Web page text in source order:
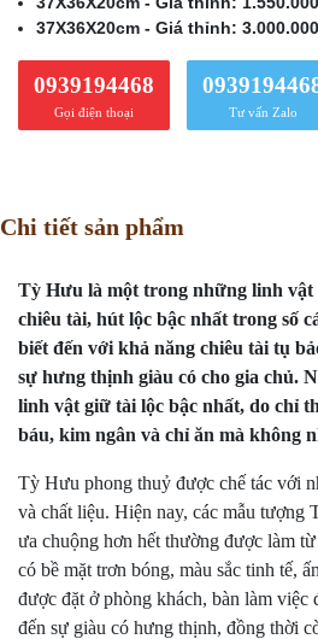
37X36X20cm - Giá thỉnh:
0939194468
Gọi điện thoại Tư vấn Zalo
Chi tiết sản phẩm
Tỳ Hưu là một trong những linh vật
chiêu tài, hút lộc bậc nhất trong số
biết đến với khả năng chiêu tài tụ
sự hưng thịnh giàu có cho gia chủ.
linh vật giữ tài lộc bậc nhất, do chỉ
báu, kim ngân và chỉ ăn mà không
Tỳ Hưu phong thuỷ được chế tác với
và chất liệu. Hiện nay, các mẫu tượng
ưa chuộng hơn hết thường được làm
có bề mặt trơn bóng, màu sắc tinh tế,
được đặt ở phòng khách, bàn làm việc
đến sự giàu có hưng thịnh, đồng thời